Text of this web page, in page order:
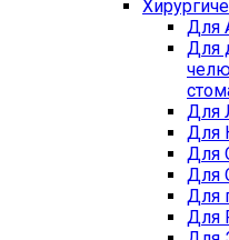
Для
Для
Для
Для
Для
Для
Для
Для